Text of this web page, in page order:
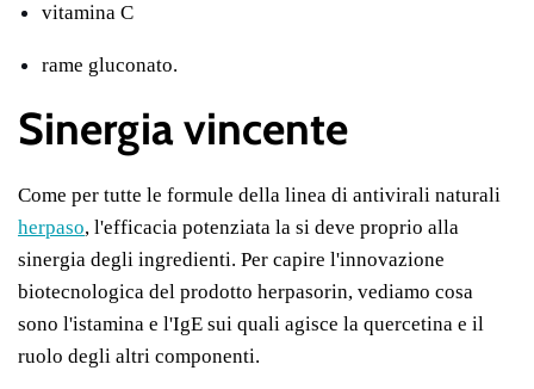
vitamina C
rame gluconato.
Sinergia vincente
Come per tutte le formule della linea di antivirali naturali
herpaso, l'efficacia potenziata la si deve proprio alla
sinergia degli ingredienti. Per capire l'innovazione
biotecnologica del prodotto herpasorin, vediamo cosa
sono l'istamina e l'IgE sui quali agisce la quercetina e il
ruolo degli altri componenti.